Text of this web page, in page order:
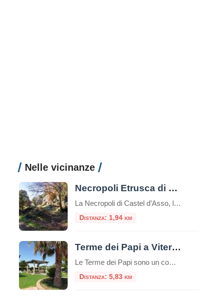
Nelle vicinanze
Necropoli Etrusca di Castel d’Asso
La Necropoli di Castel d’Asso, l’antica Axia, è un importante sito archeologico etrusco situato nella regione del Lazio, in Italia, a circa 7 chilometri a nord-ovest di Viterbo.Questa necropoli è una delle più grandi e meglio conservate della civiltà etrusca, un’antica civiltà pre-romana che esisteva nell’Italia centrale tra l’VIII e il I secolo a.C.Il sito […]
Distanza: 1,94 km
Terme dei Papi a Viterbo
Le Terme dei Papi sono un complesso termale situato nella città di Viterbo, nel Lazio.Queste terme sono conosciute per la loro storia antica e la reputazione di offrire benefici per la salute e il benessere. Storia e Origine delle Terme dei Papi Le Terme dei Papi hanno una lunga storia che risale all’epoca romana.Il nome […]
Distanza: 5,83 km